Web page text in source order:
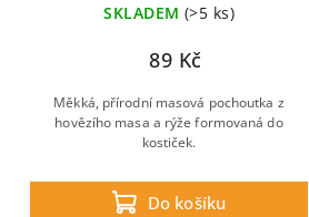
SKLADEM (>5 ks)
89 Kč
Do košíku
Měkká, přírodní masová pochoutka z
hovězího masa a rýže formovaná do
kostiček.